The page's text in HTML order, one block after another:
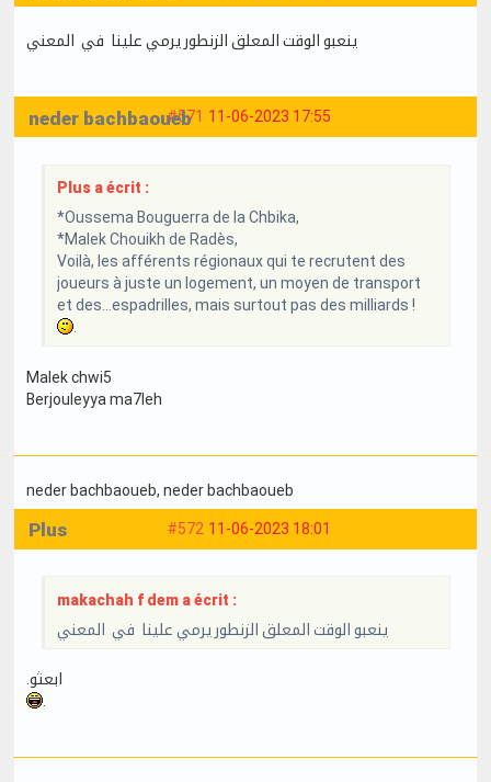
ينعبو الوقت المعلق الزنطور يرمي علينا في المعني
#571 11-06-2023 17:55
neder bachbaoueb
Plus a écrit :
*Oussema Bouguerra de la Chbika,
*Malek Chouikh de Radès,
Voilà, les afférents régionaux qui te recrutent des
joueurs à juste un logement, un moyen de transport
et des...espadrilles, mais surtout pas des milliards !
.
Malek chwi5
Berjouleyya ma7leh
neder bachbaoueb, neder bachbaoueb
#572 11-06-2023 18:01
Plus
makachah f dem a écrit :
ينعبو الوقت المعلق الزنطور يرمي علينا في المعني
.ابعثو